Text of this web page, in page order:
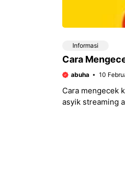
Informasi
Cara
abuha 10
Cara mengecek
asyik streaming